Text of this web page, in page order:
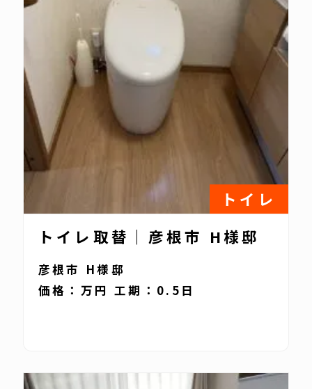
トイレ
トイレ取替｜彦根市 H様邸
彦根市 H様邸
価格：万円 工期：0.5日